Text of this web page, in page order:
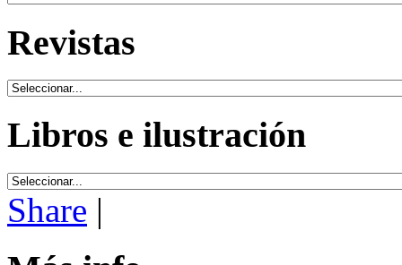
Revistas
Libros e ilustración
Share |